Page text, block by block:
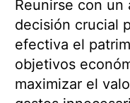
Reunirse con un
decisión crucial
efectiva el
objetivos
maximizar el